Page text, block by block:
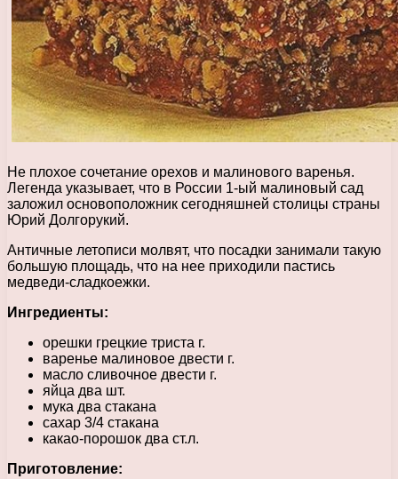
Не плохое сочетание орехов и малинового варенья.
Легенда указывает, что в России 1-ый малиновый сад
заложил основоположник сегодняшней столицы страны
Юрий Долгорукий.
Античные летописи молвят, что посадки занимали такую
большую площадь, что на нее приходили пастись
медведи-сладкоежки.
Ингредиенты:
орешки грецкие триста г.
варенье малиновое двести г.
масло сливочное двести г.
яйца два шт.
мука два стакана
сахар 3/4 стакана
какао-порошок два ст.л.
Приготовление: